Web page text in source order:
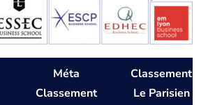
Méta
Classement
Classement
Le Parisien